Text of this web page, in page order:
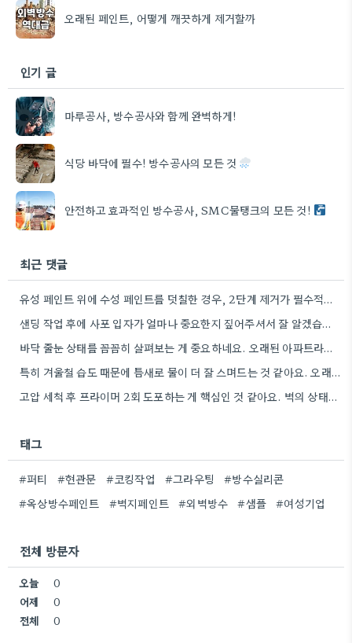
오래된 페인트, 어떻게 깨끗하게 제거할까
인기 글
마루공사, 방수공사와 함께 완벽하게!
식당 바닥에 필수! 방수공사의 모든 것
안전하고 효과적인 방수공사, SMC물탱크의 모든 것!
최근 댓글
유성 페인트 위에 수성 페인트를 덧칠한 경우, 2단계 제거가 필수적이라는 점을 강조해야겠네요.
샌딩 작업 후에 사포 입자가 얼마나 중요한지 짚어주셔서 잘 알겠습니다. 특히 얇은 사포를 여러 번…
바닥 줄눈 상태를 꼼꼼히 살펴보는 게 중요하네요. 오래된 아파트라면 줄눈부터 망가지기 쉬울 것 같아요.
특히 겨울철 습도 때문에 틈새로 물이 더 잘 스며드는 것 같아요. 오래된 건물일수록 이런 부분에…
고압 세척 후 프라이머 2회 도포하는 게 핵심인 것 같아요. 벽의 상태에 따라 흡수율이 달라지니까,…
태그
#퍼티 #현관문 #코킹작업 #그라우팅
#방수실리콘
#옥상방수페인트
#벽지페인트 #외벽방수 #샘플 #여성기업
전체 방문자
오늘
0
어제
0
전체
0